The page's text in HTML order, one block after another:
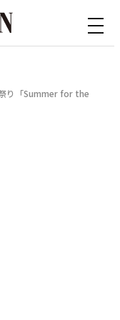
り「Summer for the